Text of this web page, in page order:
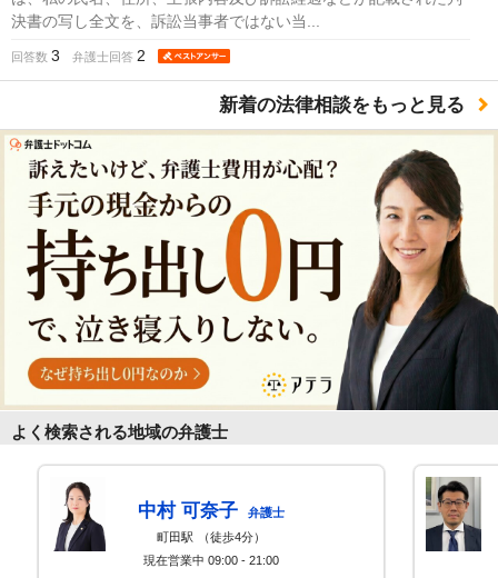
決書の写し全文を、訴訟当事者ではない当...
回答数 3 弁護士回答 2
新着の法律相談をもっと見る
よく検索される地域の弁護士
中村 可奈子
弁護士
町田駅
（徒歩4分）
現在営業中 09:00 - 21:00